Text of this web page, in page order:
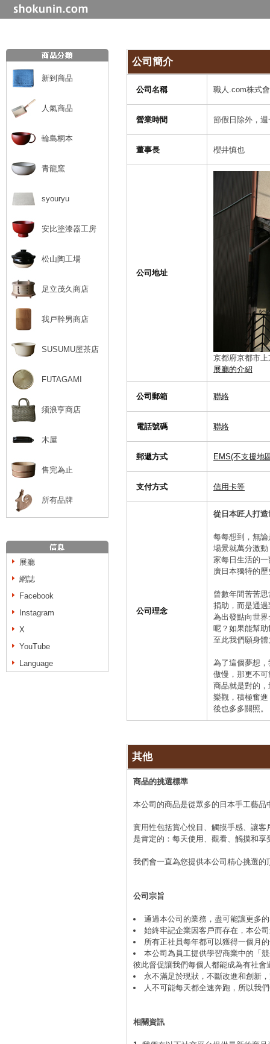
新到商品
人氣商品
輪島桐本
青龍窯
syouryu
安比塗漆器工房
松山陶工場
足立茂久商店
我戸幹男商店
SUSUMU屋茶店
FUTAGAMI
须浪亨商店
木屋
售完為止
所有品牌
展廳
網誌
Facebook
Instagram
X
YouTube
Language
公司簡介
公司名稱 職人.com株式
營業時間 節假日除外，
董事長 櫻井慎也
公司地址
京都府京都市
展廳的介紹
公司郵箱 聯絡
電話號碼 聯絡
郵遞方式 EMS(不支援地
支付方式 信用卡等
公司理念
從日本匠人打
每每想到，無
場景就萬分激
家每日生活的
廣日本獨特的
曾數年間苦苦
捐助，而是通
為出發點向世
呢？如果能幫
至此我們願身
為了這個夢想
傲慢，那更不
商品就是對的
樂觀，積極奮
後也多多關照。
其他
商品的挑選標準
本公司的商品是從眾多的日本手工藝
實用性包括賞心悅目、觸摸手感、讓
是肯定的：每天使用、觀看、觸摸和
我們會一直為您提供本公司精心挑選的
公司宗旨
通過本公司的業務，盡可能讓更多
始終牢記企業因客戶而存在，本公
所有正社員每年都可以獲得一個月
本公司為員工提供學習商業中的「
彼此督促讓我們每個人都能成為有社會
永不滿足於現狀，不斷改進和創新
人不可能每天都全速奔跑，所以我
相關資訊